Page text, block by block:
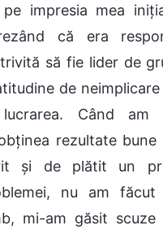
impresia mea
că era
să fie lider de
de
lucrarea. Când
rezultate
și de plătit un
nu am
mi-am găsit